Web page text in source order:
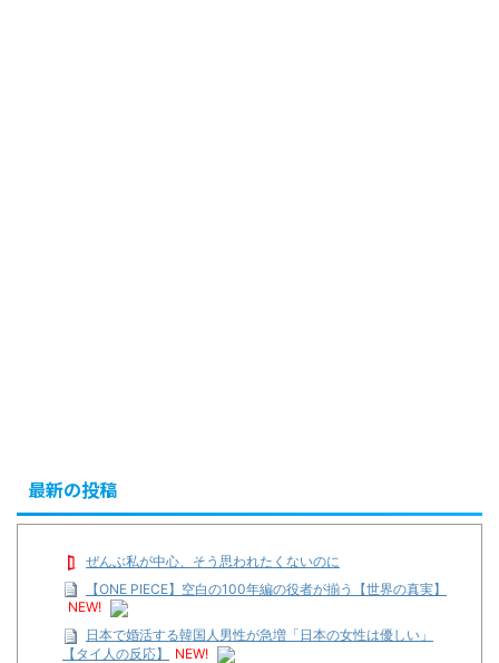
最新の投稿
ぜんぶ私が中心、そう思われたくないのに
【ONE PIECE】空白の100年編の役者が揃う【世界の真実】
NEW!
日本で婚活する韓国人男性が急増「日本の女性は優しい」
【タイ人の反応】
NEW!